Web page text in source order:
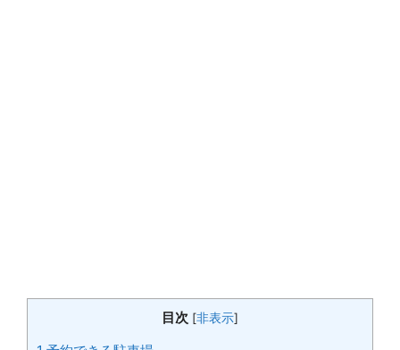
目次 [非表示]